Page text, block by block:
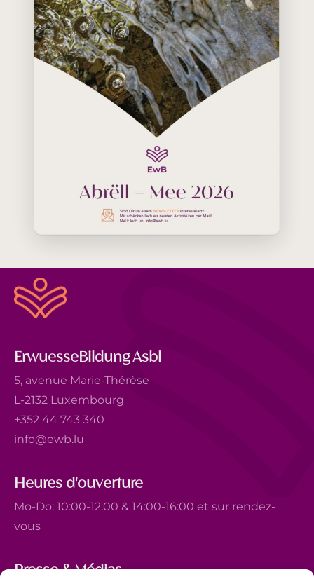
ErwuesseBildung Asbl
5, avenue Marie-Thérèse
L-2132 Luxembourg
+352 44 743 340
info@ewb.lu
Heures d'ouverture
Mo-Do: 10:00-12:00 & 14:00-16:00 et sur rendez-
vous
Presse & Médias